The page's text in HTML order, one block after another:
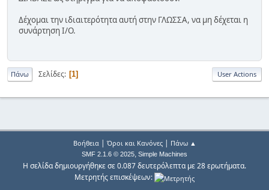
Δέχομαι την ιδιαιτερότητα αυτή στην ΓΛΩΣΣΑ, να μη δέχεται η
συνάρτηση I/O.
Πάνω Σελίδες 1 User Actions
Βοήθεια| Όροι και Κανόνες| Πάνω ▲
SMF 2.1.6 © 2025, Simple Machines
Η σελίδα δημιουργήθηκε σε 0.087 δευτερόλεπτα με 28 ερωτήματα.
Μετρητής επισκέψεων: